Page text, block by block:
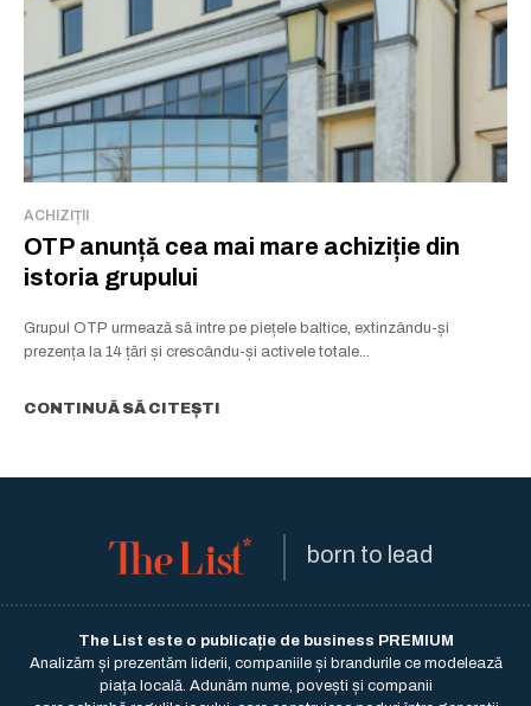
ACHIZIȚII
OTP anunță cea mai mare achiziție din
istoria grupului
Grupul OTP urmează să intre pe piețele baltice, extinzându-și
prezența la 14 țări și crescându-și activele totale...
CONTINUĂ SĂ CITEȘTI
born to lead
The List este o publicație de business PREMIUM
Analizăm și prezentăm liderii, companiile și brandurile ce modelează
piața locală. Adunăm nume, povești și companii